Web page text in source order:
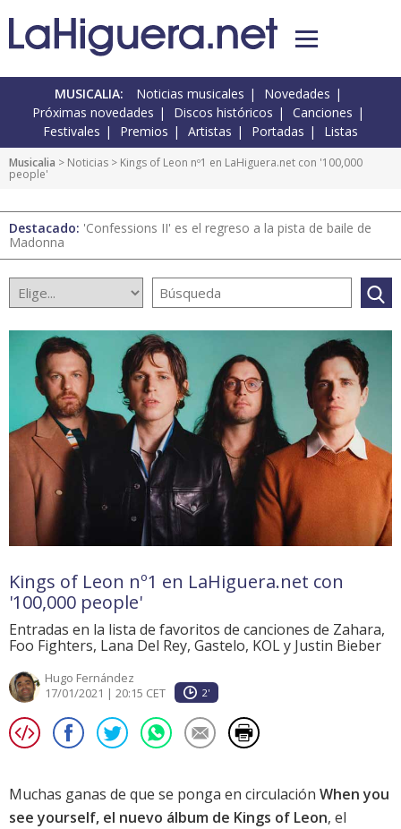
MUSICALIA: Noticias musicales
Novedades
Próximas novedades
Discos históricos
Canciones
Festivales
Premios Artistas Portadas Listas
Musicalia > Noticias > Kings of Leon nº1 en LaHiguera.net con '100,000
people'
Destacado: 'Confessions II' es el regreso a la pista de baile de
Madonna
Kings of Leon nº1 en LaHiguera.net con
'100,000 people'
Entradas en la lista de favoritos de canciones de Zahara,
Foo Fighters, Lana Del Rey, Gastelo, KOL y Justin Bieber
Hugo Fernández
17/01/2021 | 20:15 CET
2'
Muchas ganas de que se ponga en circulación When you
see yourself, el nuevo álbum de Kings of Leon, el